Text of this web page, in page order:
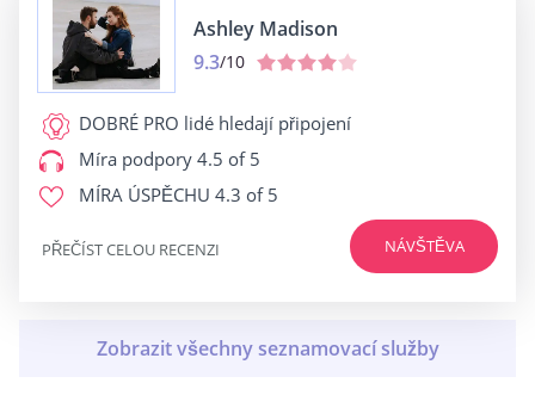
Ashley Madison
9.3/10
DOBRÉ PRO lidé hledají připojení
Míra podpory 4.5 of 5
MÍRA ÚSPĚCHU 4.3 of 5
NÁVŠTĚVA
PŘEČÍST CELOU RECENZI